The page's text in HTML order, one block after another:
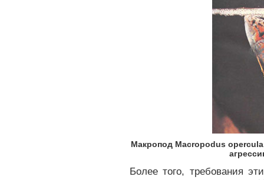
Макропод Macropodus
Более того, требования